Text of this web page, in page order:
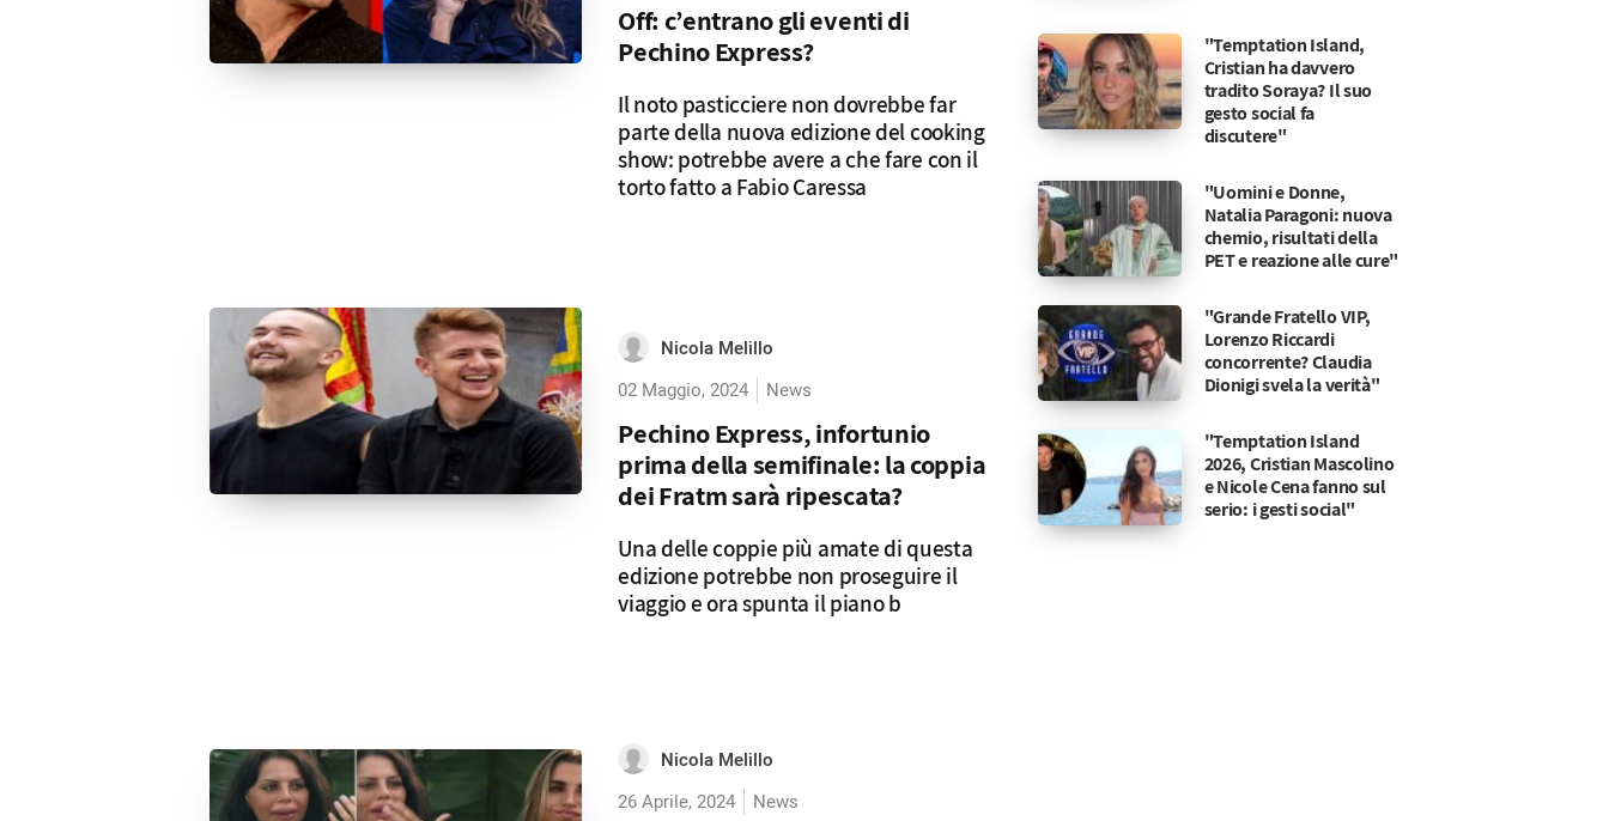
Off: c’entrano gli eventi di
Pechino Express?
Il noto pasticciere non dovrebbe far
parte della nuova edizione del cooking
show: potrebbe avere a che fare con il
torto fatto a Fabio Caressa
Nicola Melillo
02 Maggio, 2024
News
Pechino Express, infortunio
prima della semifinale: la coppia
dei Fratm sarà ripescata?
Una delle coppie più amate di questa
edizione potrebbe non proseguire il
viaggio e ora spunta il piano b
Nicola Melillo
26 Aprile, 2024
News
"Temptation Island,
Cristian ha davvero
tradito Soraya? Il suo
gesto social fa
discutere"
"Uomini e Donne,
Natalia Paragoni: nuova
chemio, risultati della
PET e reazione alle cure"
"Grande Fratello VIP,
Lorenzo Riccardi
concorrente? Claudia
Dionigi svela la verità"
"Temptation Island
2026, Cristian Mascolino
e Nicole Cena fanno sul
serio: i gesti social"